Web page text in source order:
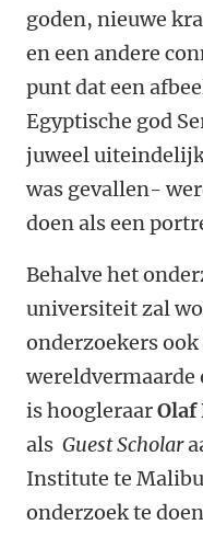
goden, nieuwe
en een andere
punt dat een
Egyptische god
juweel
was gevallen-
doen als een
Behalve het
universiteit zal
onderzoekers
is hoogleraarOlaf
als Guest Scholar
Institute te
onderzoek te